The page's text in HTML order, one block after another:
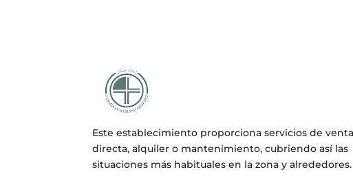
Este establecimiento proporciona servicios de venta
directa, alquiler o mantenimiento, cubriendo así las
situaciones más habituales en la zona y alrededores.